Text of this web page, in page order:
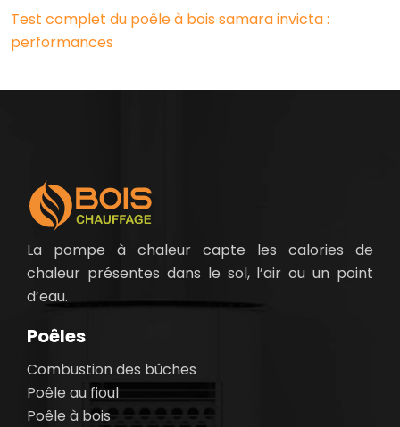
Test complet du poêle à bois samara invicta :
performances
La pompe à chaleur capte les calories de
chaleur présentes dans le sol, l’air ou un point
d’eau.
Poêles
Combustion des bûches
Poêle au fioul
Poêle à bois